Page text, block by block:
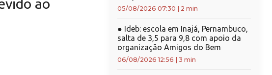
ao
05/08/2026 07:30 2 min
● Ideb: escola em Inajá, Pernambuco,
salta de 3,5 para 9,8 com apoio da
organização Amigos do Bem
06/08/2026 12:56 3 min